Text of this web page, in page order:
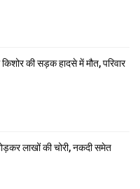
किशोर की सड़क हादसे में मौत, परिवार
लाखों की चोरी, नकदी समेत